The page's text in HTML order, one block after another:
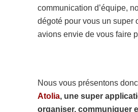
communication d’équipe,
dégoté pour vous un super
avions envie de vous faire
Nous vous présentons
Atolia, une super
organiser, communiquer